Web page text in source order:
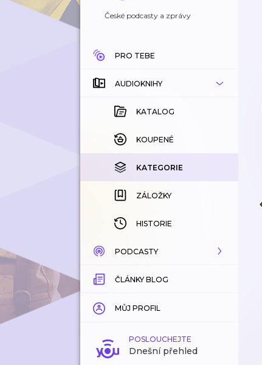
České podcasty a zprávy
PRO TEBE
AUDIOKNIHY
KATALOG
KOUPENÉ
KATEGORIE
ZÁLOŽKY
HISTORIE
PODCASTY
KATALOG
KATEGORIE
ZÁLOŽKY
ČLÁNKY BLOG
MŮJ PROFIL
POSLOUCHEJTE
Dnešní přehled